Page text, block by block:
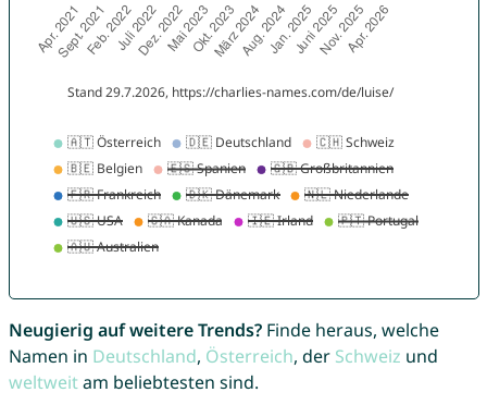
Neugierig auf weitere Trends?Finde heraus, welche
Namen in Deutschland, Österreich, der Schweiz und
weltweitam beliebtesten sind.